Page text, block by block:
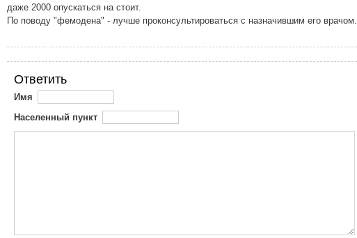
даже 2000 опускаться на стоит.
По поводу "фемодена" - лучше проконсультироваться с назначившим его врачом.
Ответить
Имя
Населенный пункт